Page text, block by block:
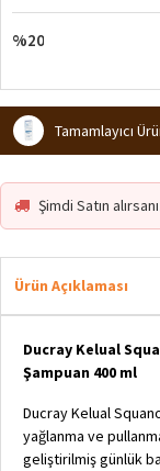
%20
Tamamlayıcı
Şimdi Satın
Ürün Açıklaması
Ducray Kelual
Şampuan 400 ml
Ducray Kelual
yağlanma ve
geliştirilmiş günlük